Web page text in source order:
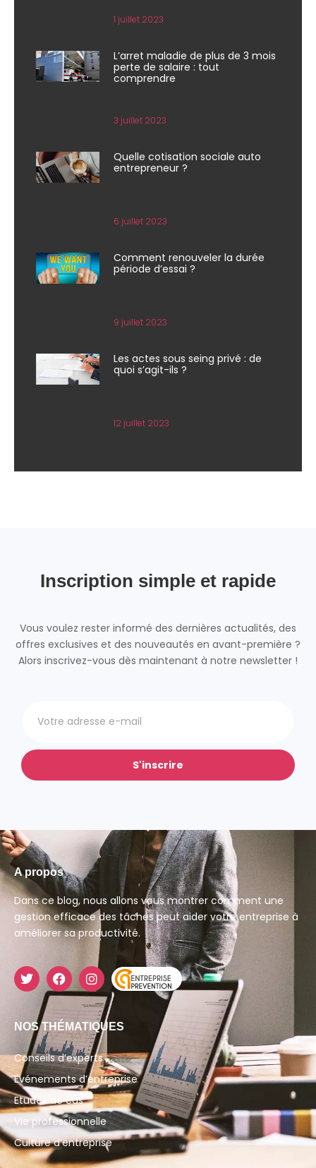
1 juillet 2023
L’arret maladie de plus de 3 mois
perte de salaire : tout
comprendre
3 juillet 2023
Quelle cotisation sociale auto
entrepreneur ?
6 juillet 2023
Comment renouveler la durée
période d’essai ?
9 juillet 2023
Les actes sous seing privé : de
quoi s’agit-ils ?
12 juillet 2023
Inscription simple et rapide
Vous voulez rester informé des dernières actualités, des
offres exclusives et des nouveautés en avant-première ?
Alors inscrivez-vous dès maintenant à notre newsletter !
S'inscrire
A propos
Dans ce blog, nous allons vous montrer comment une
gestion efficace des tâches peut aider votre entreprise à
améliorer sa productivité.
NOS THÉMATIQUES
Conseils d’experts
Evénements d’entreprise
Etudes de cas
Vie professionnelle
Culture d’entreprise